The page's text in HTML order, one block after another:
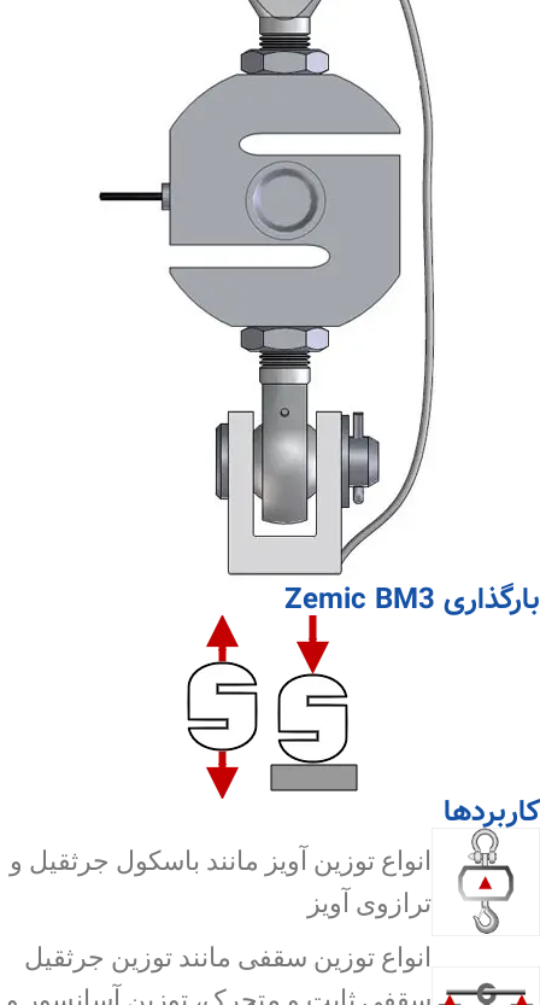
بارگذاری Zemic BM3
کاربردها
انواع توزین آویز مانند باسکول جرثقیل و
ترازوی آویز
انواع توزین سقفی مانند توزین جرثقیل